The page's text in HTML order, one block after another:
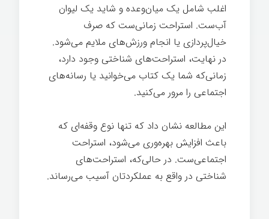
اغلب شامل یک میان‌وعده و شاید یک لیوان
آب‌ست. استراحت زمانی‌ست که صرف
خیال‌پردازی یا انجام ورزش‌های ملایم می‌شود.
در نهایت، استراحت‌های شناختی وجود دارد،
زمانی‌که شما یک کتاب می‌خوانید یا رسانه‌های
اجتماعی را مرور می‌کنید.
این مطالعه نشان داد که تنها نوع وقفه‌ای که
باعث افزایش بهره‌وری می‌شود، استراحت
اجتماعی‌ست. در حالی‌که، استراحت‌های
شناختی در واقع به عملکردتان آسیب می‌رساند.